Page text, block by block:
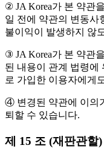
② JA Korea가 본 약관
일 전에 약관의 변동사
불이익이 발생하지 않
③ JA Korea가 본 약관
된 내용이 관계 법령에
로 가입한 이용자에게
④ 변경된 약관에 이의
퇴할 수 있습니다.
제 15 조 (재판관할)